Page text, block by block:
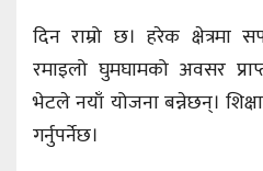
दिन राम्रो छ। हरेक क्षेत्रमा
रमाइलो घुमघामको अवसर
भेटले नयाँ योजना बन्नेछन्।
गर्नुपर्नेछ।